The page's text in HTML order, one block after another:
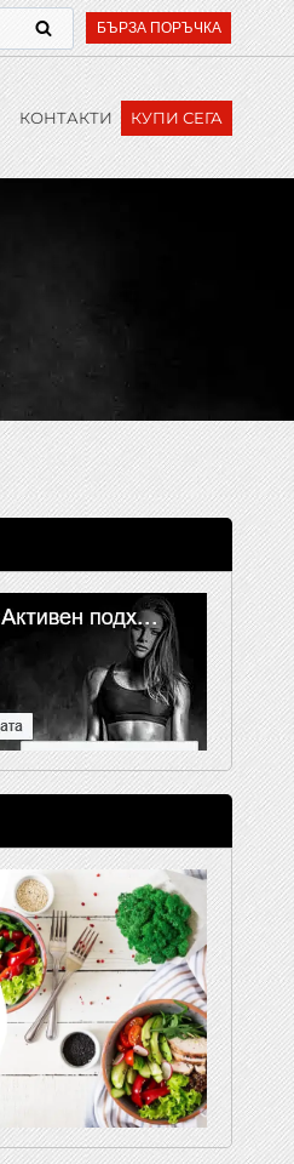
БЪРЗА ПОРЪЧКА
КОНТАКТИ КУПИ СЕГА